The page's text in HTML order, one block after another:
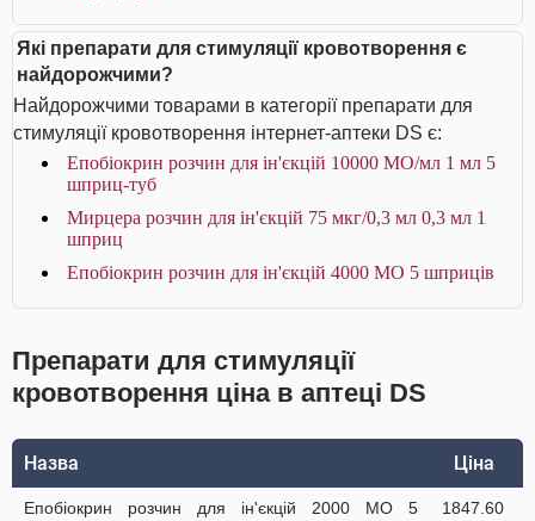
Які препарати для стимуляції кровотворення є
найдорожчими?
Найдорожчими товарами в категорії препарати для
стимуляції кровотворення інтернет-аптеки DS є:
Епобіокрин розчин для ін'єкцій 10000 МО/мл 1 мл 5
шприц-туб
Мирцера розчин для ін'єкцій 75 мкг/0,3 мл 0,3 мл 1
шприц
Епобіокрин розчин для ін'єкцій 4000 МО 5 шприців
Препарати для стимуляції
кровотворення ціна в аптеці DS
Назва Ціна
Епобіокрин розчин для ін'єкцій 2000 МО 5
1847.60